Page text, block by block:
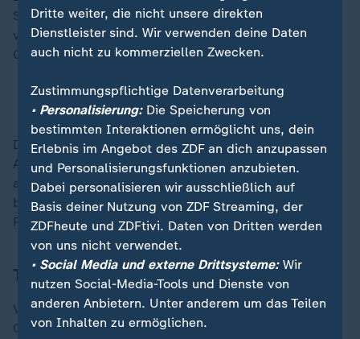
Südchinesischen Meer. Peking versucht dort in den
vergangenen Monaten seine selbst erklärten
Gebietsansprüche immer aggressiver durchzusetzen.
China beginnt neue Militärübung rund um Taiwan
Das Prinzip "wir mischen uns nicht in eure inneren
Angelegenheiten ein", fordert Peking knallhart von
allen seinen Handelspartnern. Wer mit China Handel
betreiben will, dem diktiert die Staatsführung in
Peking die Spielregeln.
Treffen mit Bundeskanzler Olaf Scholz
Vor dieser Herausforderung wird auch Bundeskanzler
Olaf Scholz (SPD) stehen, der sich am Rande des
Dritte weiter, die nicht unsere direkten
Dienstleister sind. Wir verwenden deine Daten
auch nicht zu kommerziellen Zwecken.
Zustimmungspflichtige Datenverarbeitung
• Personalisierung:Die Speicherung von
bestimmten Interaktionen ermöglicht uns, dein
Erlebnis im Angebot des ZDF an dich anzupassen
und Personalisierungsfunktionen anzubieten.
Dabei personalisieren wir ausschließlich auf
Basis deiner Nutzung von ZDF Streaming, der
ZDFheute und ZDFtivi. Daten von Dritten werden
von uns nicht verwendet.
• Social Media und externe Drittsysteme:Wir
nutzen Social-Media-Tools und Dienste von
anderen Anbietern. Unter anderem um das Teilen
von Inhalten zu ermöglichen.